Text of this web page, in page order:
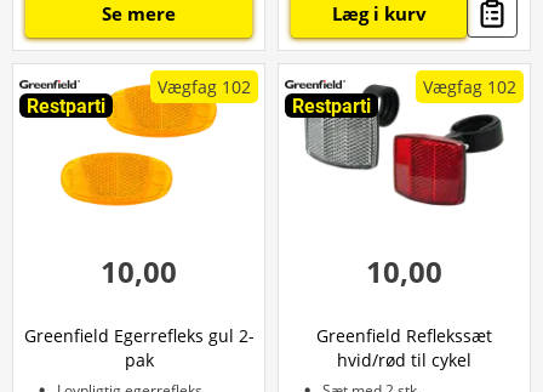
Se mere Læg i kurv
Restparti
Vægfag 102
10,00
Greenfield Egerrefleks gul 2-
pak
Restparti
Vægfag 102
10,00
Greenfield Reflekssæt
hvid/rød til cykel